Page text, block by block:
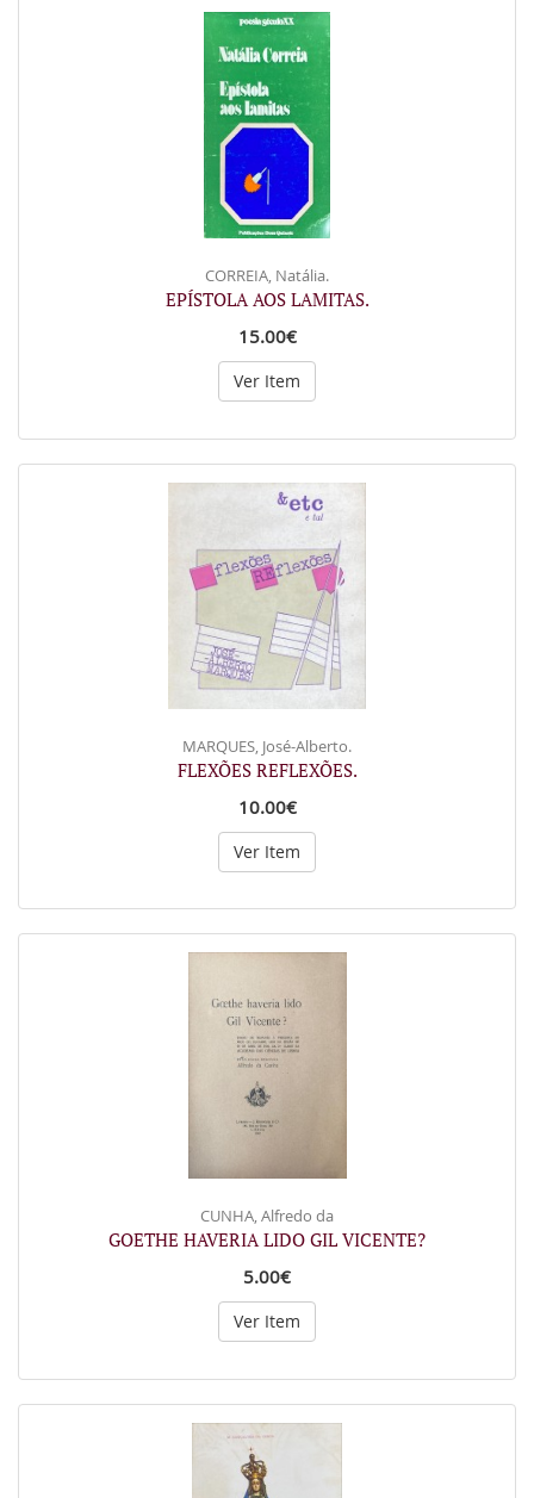
CORREIA, Natália.
EPÍSTOLA AOS LAMITAS.
15.00€
Ver Item
MARQUES, José-Alberto.
FLEXÕES REFLEXÕES.
10.00€
Ver Item
CUNHA, Alfredo da
GOETHE HAVERIA LIDO GIL VICENTE?
5.00€
Ver Item